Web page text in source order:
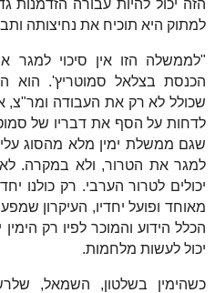
הזה יכול להיות עבורה הזדמנות
למתוק היא תוכיח את נחיצותה
"לממשלה הזו אין סיכוי
הכנסת בצלאל סמוטריץ'. הוא
שכולל לא רק את העבודה
לדחות על הסף את דבריו של
שגם ממשלת ימין מלא מהסוג
למגר את הטרור, ולא במקרה. לא
יכולים לטרור הערבי. רק כולנו
מאוחד ופועל יחדיו, העיקרון
הכלל הידוע והמוכר לפיו רק
יכול לעשות מלחמות.
כשהימין בשלטון, השמאל,